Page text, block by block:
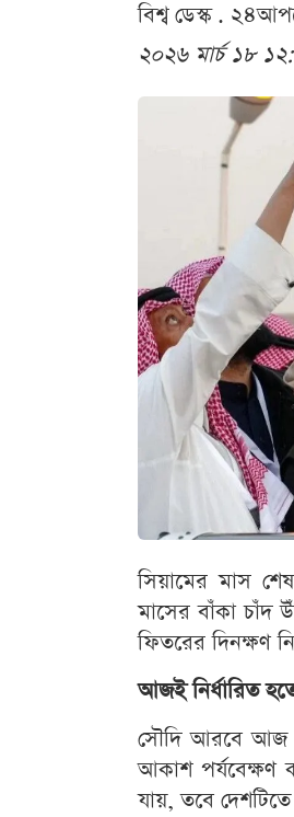
বিশ্ব ডেস্ক .
২০২৬ মার্চ ১৮
সিয়ামের মাস
মাসের বাঁকা চাঁদ
ফিতরের দিনক্ষণ
আজই নির্ধারিত
সৌদি আরবে আজ
আকাশ পর্যবেক্ষণ
যায়, তবে